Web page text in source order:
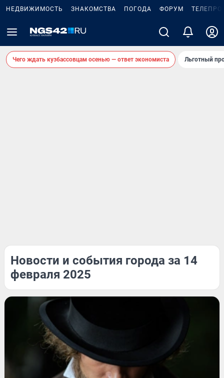
НЕДВИЖИМОСТЬ ЗНАКОМСТВА ПОГОДА ФОРУМ
Чего ждать кузбассовцам осенью — ответ экономиста Льготный
Новости и события города за 14
февраля 2025